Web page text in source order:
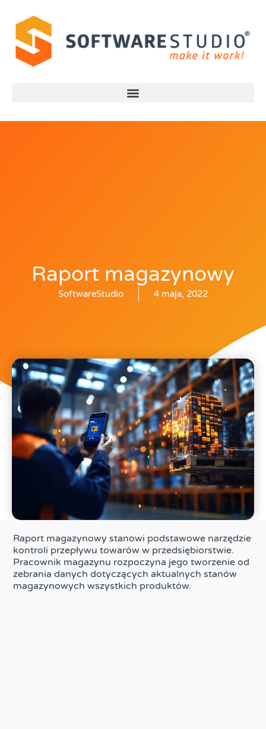
Raport magazynowy
SoftwareStudio 4 maja, 2022
Raport magazynowy stanowi podstawowe narzędzie
kontroli przepływu towarów w przedsiębiorstwie.
Pracownik magazynu rozpoczyna jego tworzenie od
zebrania danych dotyczących aktualnych stanów
magazynowych wszystkich produktów.